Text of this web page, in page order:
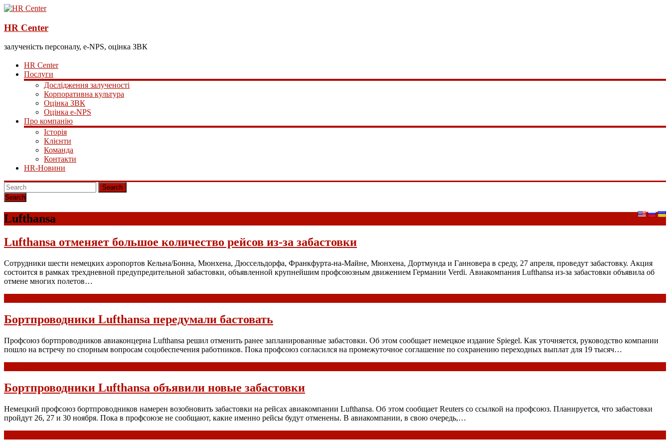
HR Center
залученість персоналу, e-NPS, оцінка ЗВК
HR Center
Послуги
Дослідження залученості
Корпоративна культура
Оцінка ЗВК
Оцінка e-NPS
Про компанію
Історія
Клієнти
Команда
Контакти
HR-Новини
Search
Lufthansa
Lufthansa отменяет большое количество рейсов из-за забастовки
Сотрудники шести немецких аэропортов Кельна/Бонна, Мюнхена, Дюссельдорфа, Франкфурта-на-Майне, Мюнхена, Дортмунда и Ганновера в среду, 27 апреля, проведут забастовку. Акция
состоится в рамках трехдневной предупредительной забастовки, объявленной крупнейшим профсоюзным движением Германии Verdi. Авиакомпания Lufthansa из-за забастовки объявила об
отмене многих полетов…
Бортпроводники Lufthansa передумали бастовать
Профсоюз бортпроводников авиаконцерна Lufthansa решил отменить ранее запланированные забастовки. Об этом сообщает немецкое издание Spiegel. Как уточняется, руководство компании
пошло на встречу по спорным вопросам соцобеспечения работников. Пока профсоюз согласился на промежуточное соглашение по сохранению переходных выплат для 19 тысяч…
Бортпроводники Lufthansa объявили новые забастовки
Немецкий профсоюз бортпроводников намерен возобновить забастовки на рейсах авиакомпании Lufthansa. Об этом сообщает Reuters со ссылкой на профсоюз. Планируется, что забастовки
пройдут 26, 27 и 30 ноября. Пока в профсоюзе не сообщают, какие именно рейсы будут отменены. В авиакомпании, в свою очередь,…